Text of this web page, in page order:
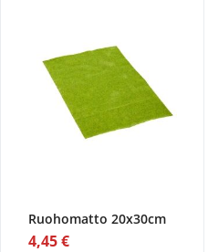
Ruohomatto 20x30cm
4,45 €